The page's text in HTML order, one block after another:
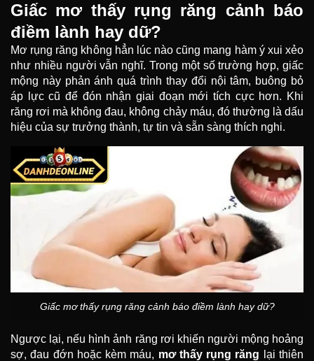
Giấc mơ thấy rụng răng cảnh báo
điềm lành hay dữ?
Mơ rụng răng không hẳn lúc nào cũng mang hàm ý xui xẻo
như nhiều người vẫn nghĩ. Trong một số trường hợp, giấc
mộng này phản ánh quá trình thay đổi nội tâm, buông bỏ
áp lực cũ để đón nhận giai đoạn mới tích cực hơn. Khi
răng rơi mà không đau, không chảy máu, đó thường là dấu
hiệu của sự trưởng thành, tự tin và sẵn sàng thích nghi.
Giấc mơ thấy rụng răng cảnh báo điềm lành hay dữ?
Ngược lại, nếu hình ảnh răng rơi khiến người mộng hoảng
sợ, đau đớn hoặc kèm máu, mơ thấy rụng răng lại thiên